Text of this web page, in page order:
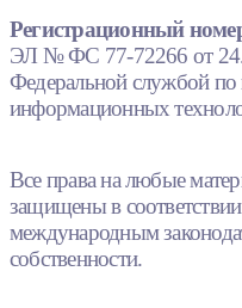
Регистрационный
ЭЛ № ФС 77-72266 от
Федеральной службой по
информационных
Все права на любые
защищены в
международным
собственности.